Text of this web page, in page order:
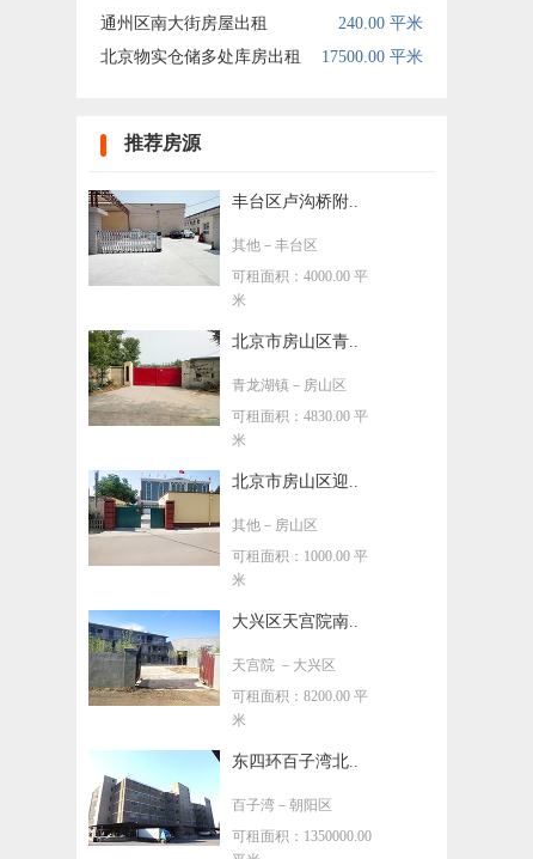
通州区南大街房屋出租
240.00 平米
北京物实仓储多处库房出租
17500.00 平米
推荐房源
丰台区卢沟桥附..
其他 －丰台区
可租面积：4000.00 平
米
北京市房山区青..
青龙湖镇 －房山区
可租面积：4830.00 平
米
北京市房山区迎..
其他 －房山区
可租面积：1000.00 平
米
大兴区天宫院南..
天宫院 －大兴区
可租面积：8200.00 平
米
东四环百子湾北..
百子湾 －朝阳区
可租面积：1350000.00